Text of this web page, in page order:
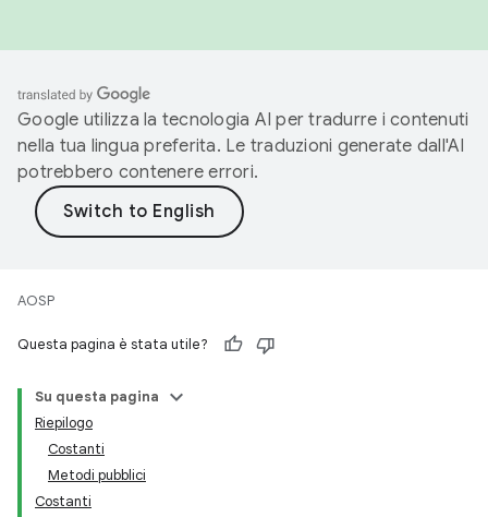
Google utilizza la tecnologia AI per tradurre i contenuti
nella tua lingua preferita. Le traduzioni generate dall'AI
potrebbero contenere errori.
AOSP
Questa pagina è stata utile?
Su questa pagina
Riepilogo
Costanti
Metodi pubblici
Costanti